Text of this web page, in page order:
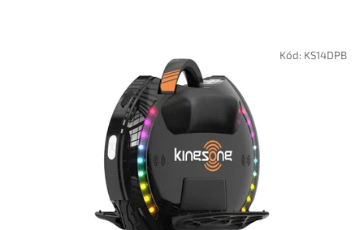
Kód: KS14DPB